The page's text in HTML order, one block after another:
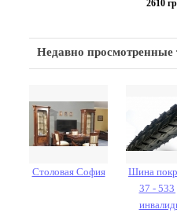
2610
Недавно просмотренные
Столовая София
Шина
37 - 533